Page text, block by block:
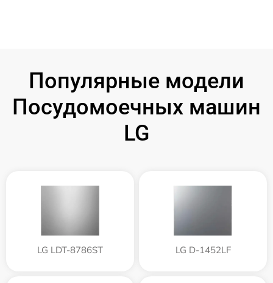
Популярные модели
Посудомоечных машин
LG
LG LDT-8786ST LG D-1452LF